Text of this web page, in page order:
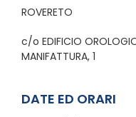
ROVERETO
c/o EDIFICIO
MANIFATTURA, 1
DATE ED ORARI